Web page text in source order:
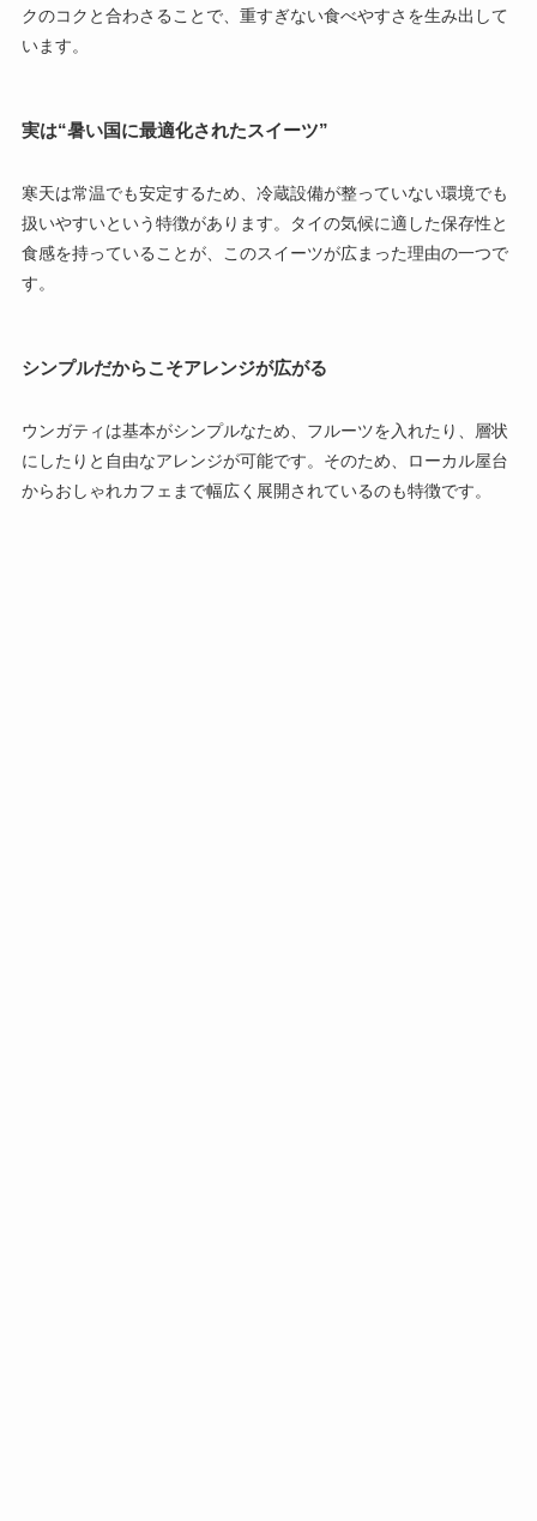
クのコクと合わさることで、重すぎない食べやすさを生み出して
います。
実は“暑い国に最適化されたスイーツ”
寒天は常温でも安定するため、冷蔵設備が整っていない環境でも
扱いやすいという特徴があります。タイの気候に適した保存性と
食感を持っていることが、このスイーツが広まった理由の一つで
す。
シンプルだからこそアレンジが広がる
ウンガティは基本がシンプルなため、フルーツを入れたり、層状
にしたりと自由なアレンジが可能です。そのため、ローカル屋台
からおしゃれカフェまで幅広く展開されているのも特徴です。